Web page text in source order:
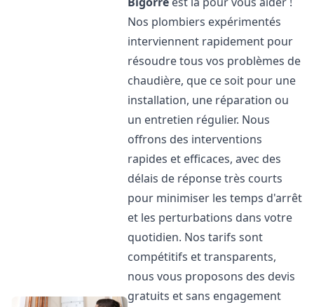
Nos plombiers expérimentés
interviennent rapidement pour
résoudre tous vos problèmes de
chaudière, que ce soit pour une
installation, une réparation ou
un entretien régulier. Nous
offrons des interventions
rapides et efficaces, avec des
délais de réponse très courts
pour minimiser les temps d'arrêt
et les perturbations dans votre
quotidien. Nos tarifs sont
compétitifs et transparents,
nous vous proposons des devis
gratuits et sans engagement